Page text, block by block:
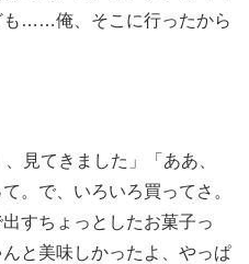
も……俺、そこに行ったから
見てきました」「ああ、
。で、いろいろ買ってさ。
すちょっとしたお菓子っ
と美味しかったよ、やっぱ